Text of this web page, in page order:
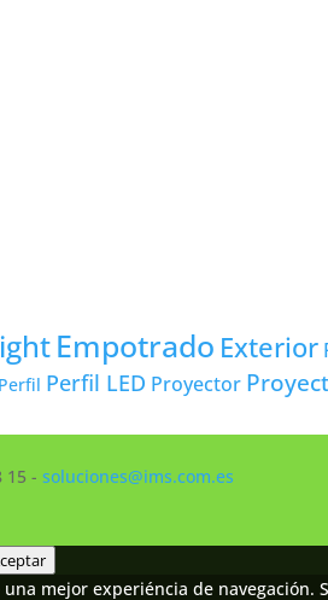
Empotrado Exterior
Perfil Perfil LED Proyector
15 -soluciones@ims.com.es
mejor experiéncia de